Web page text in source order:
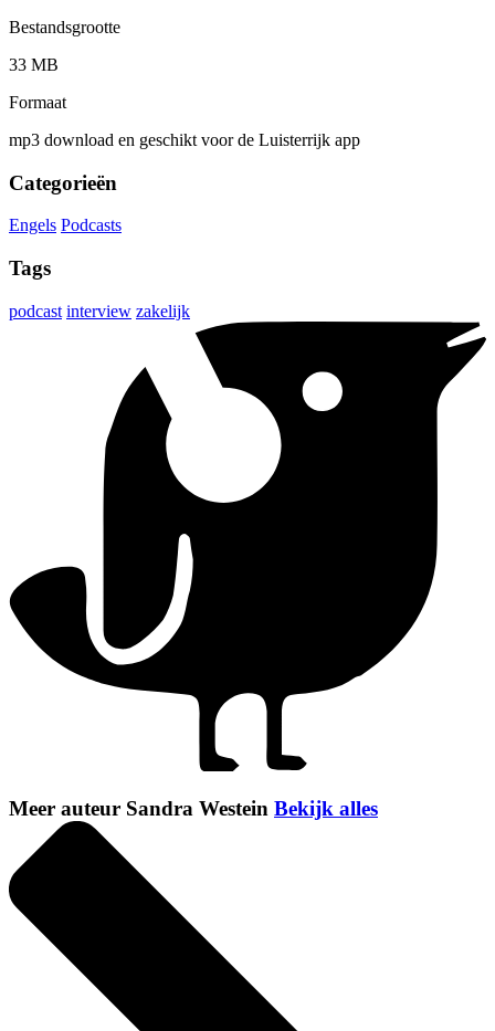
Bestandsgrootte
33 MB
Formaat
mp3 download en geschikt voor de Luisterrijk app
Categorieën
Engels Podcasts
Tags
podcast interview zakelijk
Meer auteur Sandra Westein Bekijk alles